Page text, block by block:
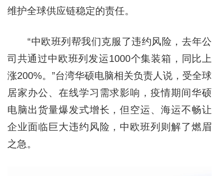
维护全球供应链稳定的责任。
“中欧班列帮我们克服了违约风险，去年公
司共通过中欧班列发运1000个集装箱，同比上
涨200%。”台湾华硕电脑相关负责人说，受全球
居家办公、在线学习需求影响，疫情期间华硕
电脑出货量爆发式增长，但空运、海运不畅让
企业面临巨大违约风险，中欧班列则解了燃眉
之急。